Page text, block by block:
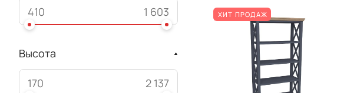
ХИТ ПРОДАЖ
Высота